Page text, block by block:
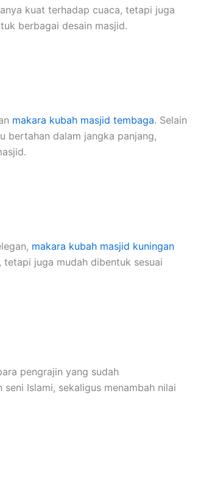
kuat terhadap cuaca, tetapi juga
berbagai desain masjid.
makara kubah masjid tembaga. Selain
bertahan dalam jangka panjang,
makara kubah masjid kuningan
juga mudah dibentuk sesuai
pengrajin yang sudah
Islami, sekaligus menambah nilai